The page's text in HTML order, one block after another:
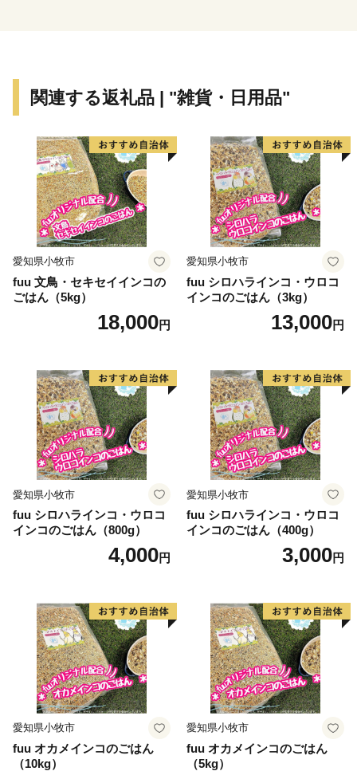
関連する返礼品 | "雑貨・日用品"
愛知県小牧市
fuu 文鳥・セキセイインコの
ごはん（5kg）
18,000円
愛知県小牧市
fuu シロハラインコ・ウロコ
インコのごはん（3kg）
13,000円
愛知県小牧市
fuu シロハラインコ・ウロコ
インコのごはん（800g）
4,000円
愛知県小牧市
fuu シロハラインコ・ウロコ
インコのごはん（400g）
3,000円
愛知県小牧市
fuu オカメインコのごはん
（10kg）
愛知県小牧市
fuu オカメインコのごはん
（5kg）